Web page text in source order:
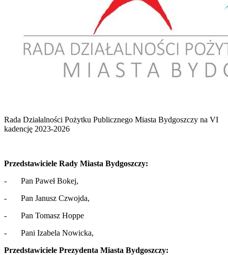
Rada Działalności Pożytku Publicznego Miasta Bydgoszczy na VI
kadencję 2023-2026
Przedstawiciele Rady Miasta Bydgoszczy:
- Pan Paweł Bokej,
- Pan Janusz Czwojda,
- Pan Tomasz Hoppe
- Pani Izabela Nowicka,
Przedstawiciele Prezydenta Miasta Bydgoszczy: